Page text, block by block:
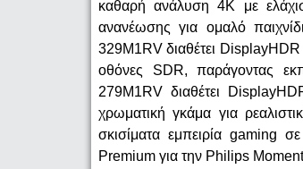
καθαρή ανάλυση 4K με
ανανέωσης για ομαλό
329M1RV διαθέτει DisplayHDR
οθόνες SDR, παράγοντας
279M1RV διαθέτει
χρωματική γκάμα για
σκισίματα εμπειρία gaming
Premium για την Philips